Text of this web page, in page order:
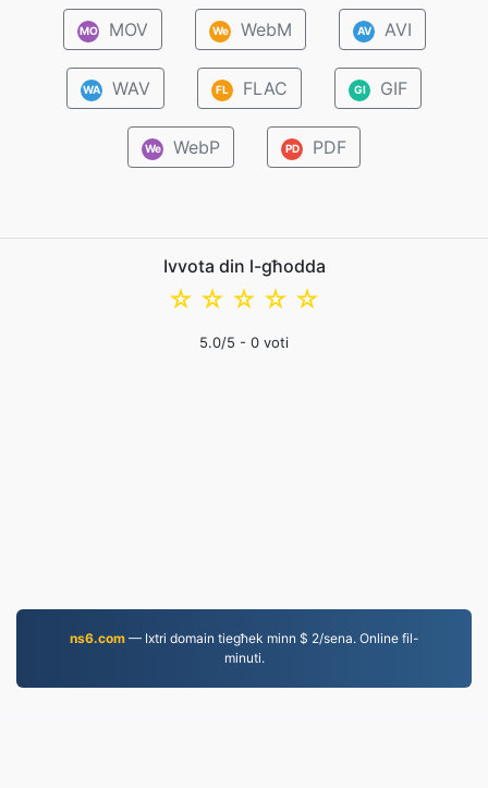
MO MOV We WebM AV AVI
WA WAV FL FLAC GI GIF
We WebP PD PDF
Ivvota din l-għodda
☆
☆
☆
☆
☆
5.0/5 - 0 voti
ns6.com— Ixtri domain tiegħek minn $ 2/sena. Online fil-
minuti.